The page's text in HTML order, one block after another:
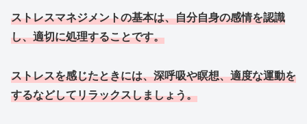
ストレスマネジメントの基本は、自分自身の感情を認識
し、適切に処理することです。
ストレスを感じたときには、深呼吸や瞑想、適度な運動を
するなどしてリラックスしましょう。